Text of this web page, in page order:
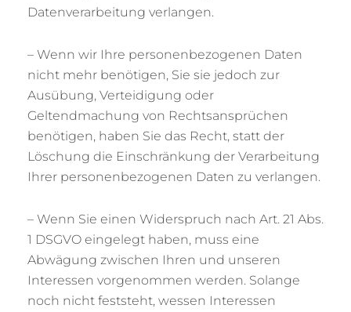
Datenverarbeitung verlangen.
– Wenn wir Ihre personenbezogenen Daten
nicht mehr benötigen, Sie sie jedoch zur
Ausübung, Verteidigung oder
Geltendmachung von Rechtsansprüchen
benötigen, haben Sie das Recht, statt der
Löschung die Einschränkung der Verarbeitung
Ihrer personenbezogenen Daten zu verlangen.
– Wenn Sie einen Widerspruch nach Art. 21 Abs.
1 DSGVO eingelegt haben, muss eine
Abwägung zwischen Ihren und unseren
Interessen vorgenommen werden. Solange
noch nicht feststeht, wessen Interessen